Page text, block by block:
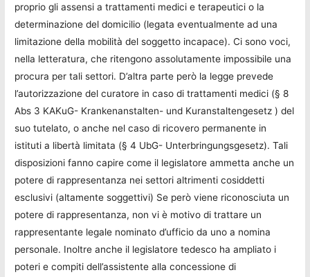
proprio gli assensi a trattamenti medici e terapeutici o la
determinazione del domicilio (legata eventualmente ad una
limitazione della mobilità del soggetto incapace). Ci sono voci,
nella letteratura, che ritengono assolutamente impossibile una
procura per tali settori. D’altra parte però la legge prevede
l’autorizzazione del curatore in caso di trattamenti medici (§ 8
Abs 3 KAKuG- Krankenanstalten- und Kuranstaltengesetz ) del
suo tutelato, o anche nel caso di ricovero permanente in
istituti a libertà limitata (§ 4 UbG- Unterbringungsgesetz). Tali
disposizioni fanno capire come il legislatore ammetta anche un
potere di rappresentanza nei settori altrimenti cosiddetti
esclusivi (altamente soggettivi) Se però viene riconosciuta un
potere di rappresentanza, non vi è motivo di trattare un
rappresentante legale nominato d’ufficio da uno a nomina
personale. Inoltre anche il legislatore tedesco ha ampliato i
poteri e compiti dell’assistente alla concessione di